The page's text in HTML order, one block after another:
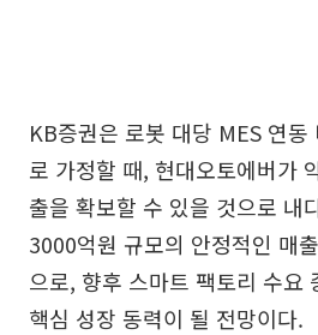
KB증권은 로봇 대당 MES 연
로 가정할 때, 현대오토에버가
출을 확보할 수 있을 것으로 내
3000억원 규모의 안정적인 매
으로, 향후 스마트 팩토리 수요
핵심 성장 동력이 될 전망이다.